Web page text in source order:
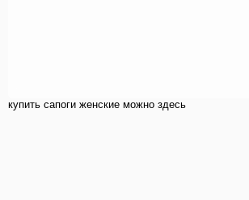
купить cапоги женские можно здесь